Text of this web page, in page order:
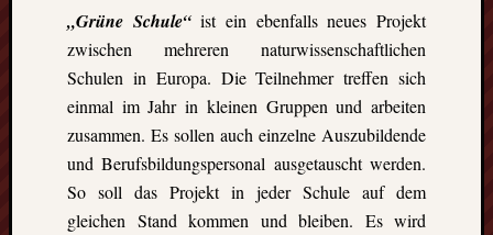
„Grüne Schule“ist ein ebenfalls neues Projekt
zwischen mehreren naturwissenschaftlichen
Schulen in Europa. Die Teilnehmer treffen sich
einmal im Jahr in kleinen Gruppen und arbeiten
zusammen. Es sollen auch einzelne Auszubildende
und Berufsbildungspersonal ausgetauscht werden.
So soll das Projekt in jeder Schule auf dem
gleichen Stand kommen und bleiben. Es wird